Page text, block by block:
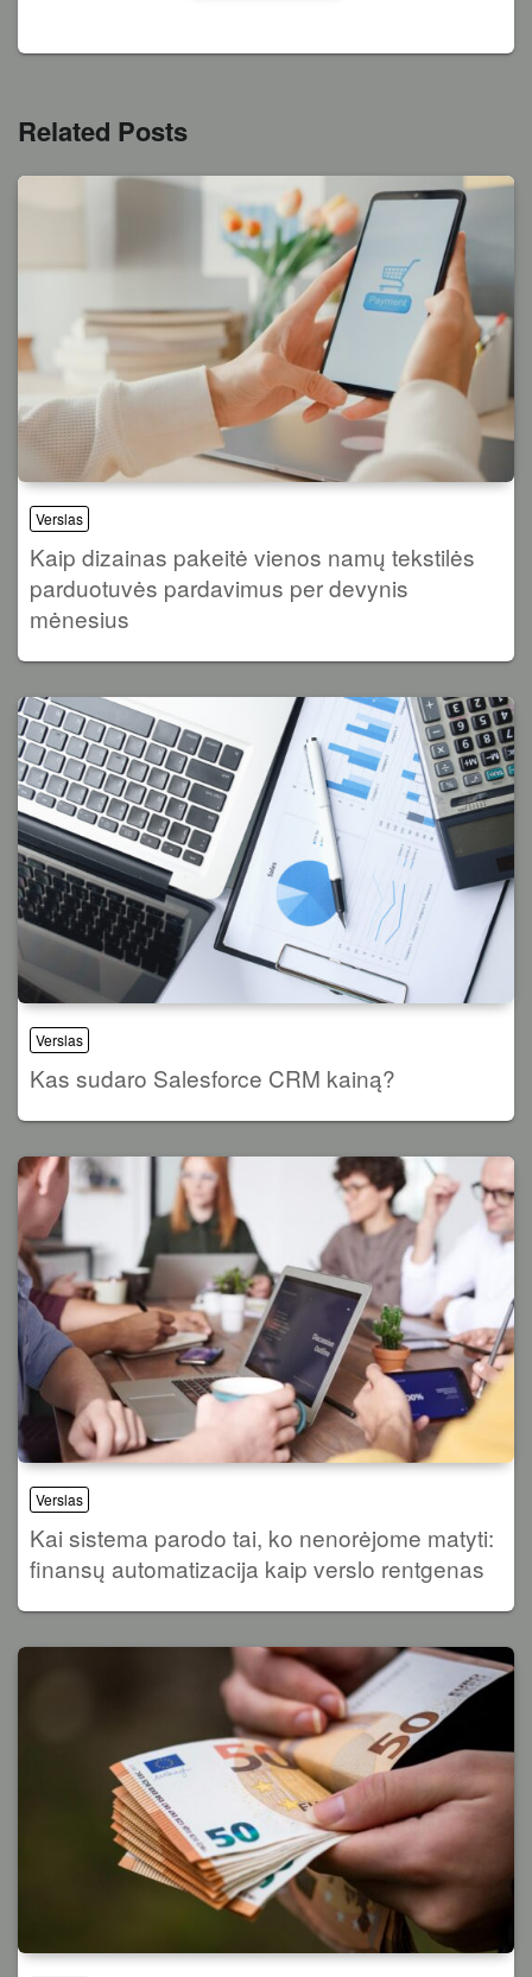
Related Posts
Verslas
Kaip dizainas pakeitė vienos namų tekstilės
parduotuvės pardavimus per devynis
mėnesius
Verslas
Kas sudaro Salesforce CRM kainą?
Verslas
Kai sistema parodo tai, ko nenorėjome matyti:
finansų automatizacija kaip verslo rentgenas